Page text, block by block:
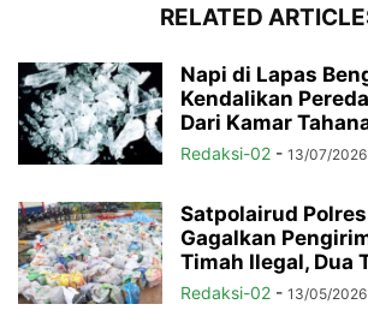
RELATED
Napi di Lapas
Kendalikan
Dari Kamar
Redaksi-02 - 13/07/2026
Satpolairud
Gagalkan
Timah Ilegal, Dua
Redaksi-02 - 13/05/2026